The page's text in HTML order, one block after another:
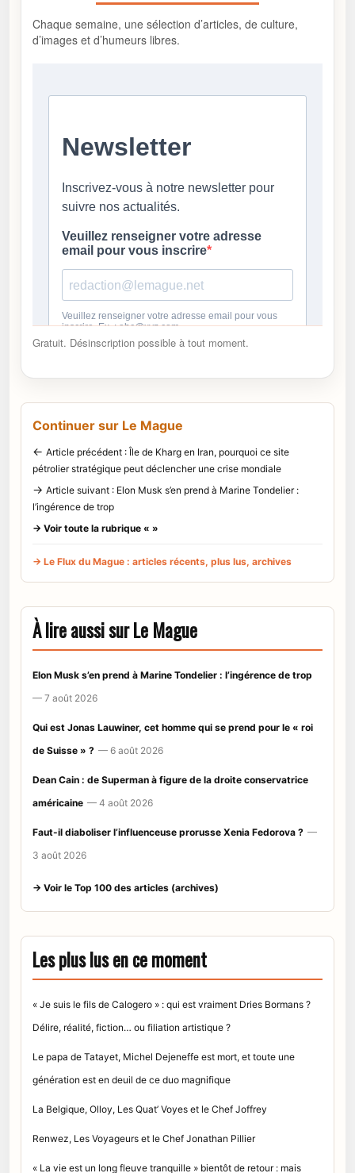
Chaque semaine, une sélection d’articles, de culture,
d’images et d’humeurs libres.
Gratuit. Désinscription possible à tout moment.
Continuer sur Le Mague
← Article précédent : Île de Kharg en Iran, pourquoi ce site
pétrolier stratégique peut déclencher une crise mondiale
→ Article suivant : Elon Musk s’en prend à Marine Tondelier :
l’ingérence de trop
→ Voir toute la rubrique « »
→ Le Flux du Mague : articles récents, plus lus, archives
À lire aussi sur Le Mague
Elon Musk s’en prend à Marine Tondelier : l’ingérence de trop
— 7 août 2026
Qui est Jonas Lauwiner, cet homme qui se prend pour le « roi
de Suisse » ? — 6 août 2026
Dean Cain : de Superman à figure de la droite conservatrice
américaine — 4 août 2026
Faut-il diaboliser l’influenceuse prorusse Xenia Fedorova ? —
3 août 2026
→ Voir le Top 100 des articles (archives)
Les plus lus en ce moment
« Je suis le fils de Calogero » : qui est vraiment Dries Bormans ?
Délire, réalité, fiction… ou filiation artistique ?
Le papa de Tatayet, Michel Dejeneffe est mort, et toute une
génération est en deuil de ce duo magnifique
La Belgique, Olloy, Les Quat’ Voyes et le Chef Joffrey
Renwez, Les Voyageurs et le Chef Jonathan Pillier
« La vie est un long fleuve tranquille » bientôt de retour : mais